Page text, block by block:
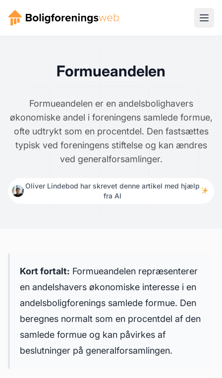
Formueandelen
Formueandelen er en andelsbolighavers
økonomiske andel i foreningens samlede formue,
ofte udtrykt som en procentdel. Den fastsættes
typisk ved foreningens stiftelse og kan ændres
ved generalforsamlinger.
Oliver Lindebod har skrevet denne artikel med hjælp
fra AI
Kort fortalt: Formueandelen repræsenterer
en andelshavers økonomiske interesse i en
andelsboligforenings samlede formue. Den
beregnes normalt som en procentdel af den
samlede formue og kan påvirkes af
beslutninger på generalforsamlingen.